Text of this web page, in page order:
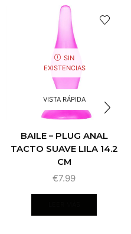
SIN
EXISTENCIAS
VISTA RÁPIDA
BAILE – PLUG ANAL
TACTO SUAVE LILA 14.2
CM
€7.99